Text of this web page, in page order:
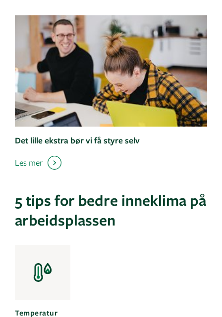
Det lille ekstra bør vi få styre selv
Les mer
5 tips for bedre inneklima på
arbeidsplassen
Temperatur